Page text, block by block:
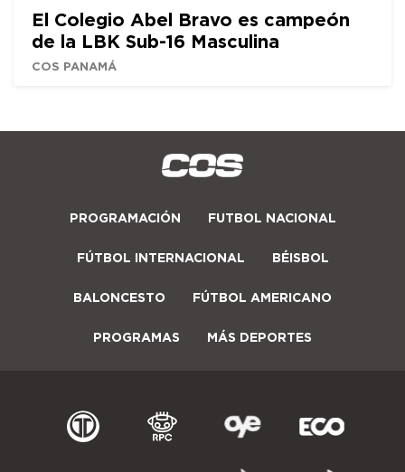
El Colegio Abel Bravo es campeón
de la LBK Sub-16 Masculina
COS PANAMÁ
PROGRAMACIÓN FUTBOL NACIONAL
FÚTBOL INTERNACIONAL BÉISBOL
BALONCESTO FÚTBOL AMERICANO
PROGRAMAS MÁS DEPORTES